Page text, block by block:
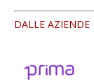
DALLE AZIENDE